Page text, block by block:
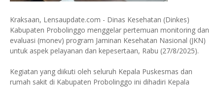
Kraksaan, Lensaupdate.com - Dinas Kesehatan (Dinkes)
Kabupaten Probolinggo menggelar pertemuan monitoring dan
evaluasi (monev) program Jaminan Kesehatan Nasional (JKN)
untuk aspek pelayanan dan kepesertaan, Rabu (27/8/2025).
Kegiatan yang diikuti oleh seluruh Kepala Puskesmas dan
rumah sakit di Kabupaten Probolinggo ini dihadiri Kepala